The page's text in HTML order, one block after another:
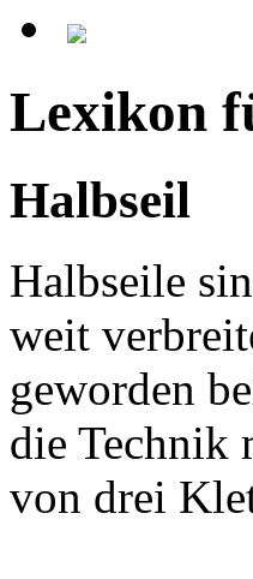
Lexikon
Halbseil
Halbseile
weit
geworden
die Technik
von drei